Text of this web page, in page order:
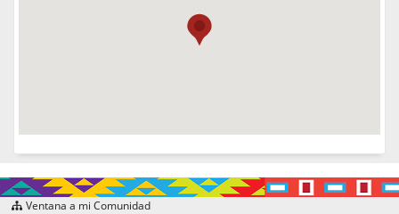
Ventana a mi Comunidad